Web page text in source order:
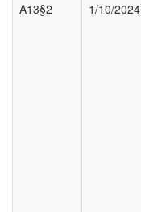
A13§2
1/10/2024